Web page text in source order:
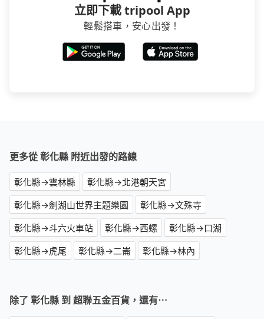
立即下載 tripool App
輕鬆搭車，安心出發！
更多從 彰化縣 附近出發的路線
彰化縣→雲林縣
彰化縣→北港朝天宮
彰化縣→劍湖山世界主題樂園
彰化縣→文殊寺
彰化縣→斗六火車站
彰化縣→西螺
彰化縣→口湖
彰化縣→虎尾
彰化縣→二崙 彰化縣→林內
除了 彰化縣 到 超聯五金百貨，還有⋯